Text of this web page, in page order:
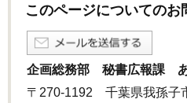
このページについてのお
企画総務部 秘書広報課
〒270-1192 千葉県我孫子